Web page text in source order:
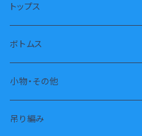
長袖
ノースリーブ
トップス
トレーナー
パーカー
タートル
ボトムス
長パンツ
半パンツ
小物・その他
靴下
吊り編み